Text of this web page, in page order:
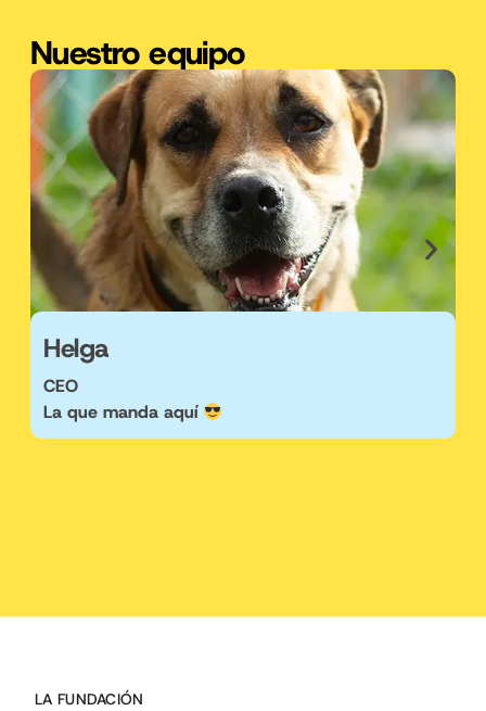
Nuestro equipo
Helga
CEO
La que manda aquí
LA FUNDACIÓN